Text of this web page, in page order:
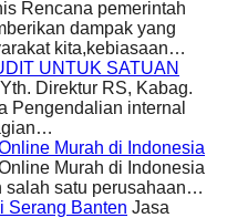
Rencana pemerintah
dampak yang
kita,kebiasaan…
UNTUK SATUAN
Direktur RS, Kabag.
Pengendalian internal
Murah di Indonesia
Murah di Indonesia
salah satu perusahaan…
Serang Banten Jasa